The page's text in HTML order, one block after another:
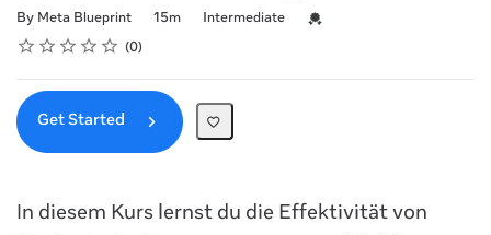
By Meta Blueprint
Duration 15m
Difficulty Intermediate
Credential For Completion
Rating
1 star
2 stars
3 stars
4 stars
5 stars
Average rating: 0 0
No reviews
Get Started
In diesem Kurs lernst du die Effektivität von